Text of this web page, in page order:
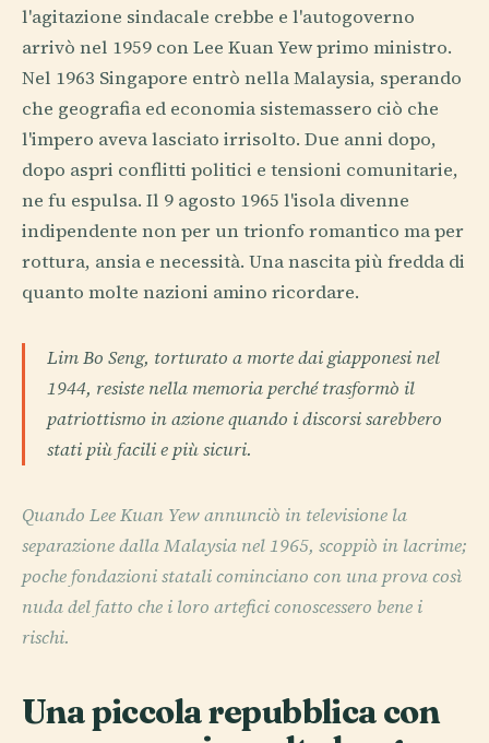
l'agitazione sindacale crebbe e l'autogoverno
arrivò nel 1959 con Lee Kuan Yew primo ministro.
Nel 1963 Singapore entrò nella Malaysia, sperando
che geografia ed economia sistemassero ciò che
l'impero aveva lasciato irrisolto. Due anni dopo,
dopo aspri conflitti politici e tensioni comunitarie,
ne fu espulsa. Il 9 agosto 1965 l'isola divenne
indipendente non per un trionfo romantico ma per
rottura, ansia e necessità. Una nascita più fredda di
quanto molte nazioni amino ricordare.
Lim Bo Seng, torturato a morte dai giapponesi nel
1944, resiste nella memoria perché trasformò il
patriottismo in azione quando i discorsi sarebbero
stati più facili e più sicuri.
Quando Lee Kuan Yew annunciò in televisione la
separazione dalla Malaysia nel 1965, scoppiò in lacrime;
poche fondazioni statali cominciano con una prova così
nuda del fatto che i loro artefici conoscessero bene i
rischi.
Una piccola repubblica con